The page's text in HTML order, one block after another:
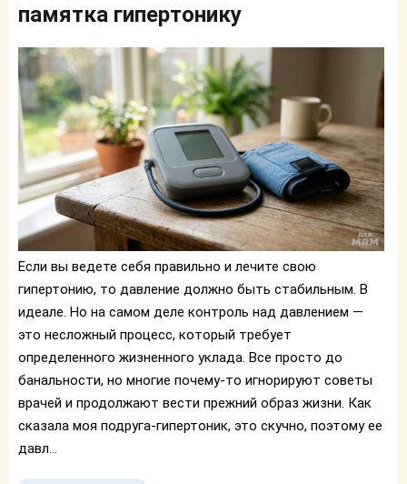
памятка гипертонику
Если вы ведете себя правильно и лечите свою
гипертонию, то давление должно быть стабильным. В
идеале. Но на самом деле контроль над давлением —
это несложный процесс, который требует
определенного жизненного уклада. Все просто до
банальности, но многие почему-то игнорируют советы
врачей и продолжают вести прежний образ жизни. Как
сказала моя подруга-гипертоник, это скучно, поэтому ее
давл...